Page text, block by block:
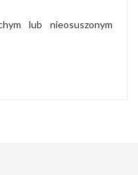
lub nieosuszonym